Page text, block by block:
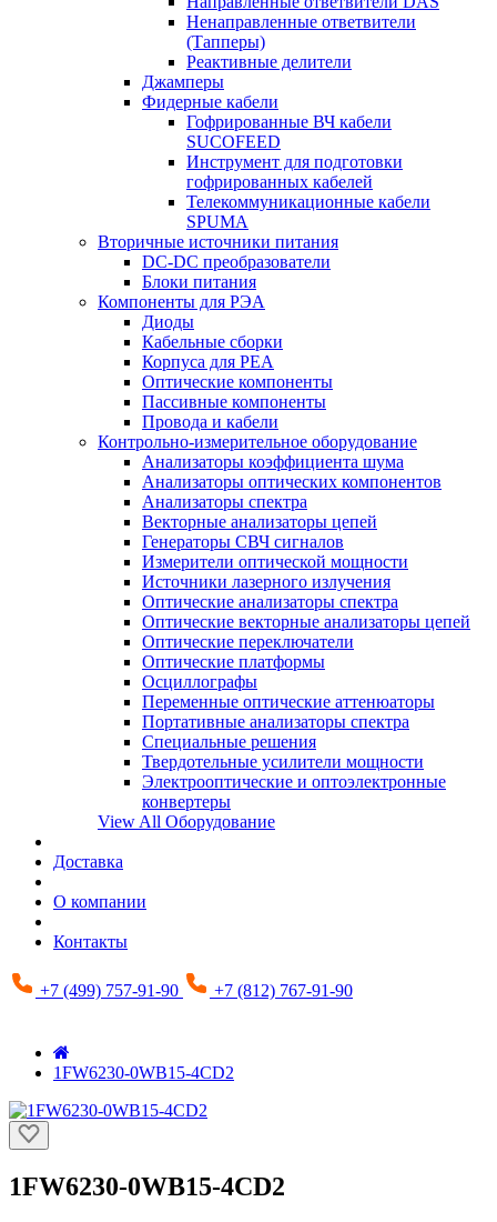
Ненаправленные ответвители
(Тапперы)
Реактивные делители
Джамперы
Фидерные кабели
Гофрированные ВЧ кабели
SUCOFEED
Инструмент для подготовки
гофрированных кабелей
Телекоммуникационные кабели
SPUMA
Вторичные источники питания
DC-DC преобразователи
Блоки питания
Компоненты для РЭА
Диоды
Кабельные сборки
Корпуса для РЕА
Оптические компоненты
Пассивные компоненты
Провода и кабели
Контрольно-измерительное оборудование
Анализаторы коэффициента шума
Анализаторы оптических компонентов
Анализаторы спектра
Векторные анализаторы цепей
Генераторы СВЧ сигналов
Измерители оптической мощности
Источники лазерного излучения
Оптические анализаторы спектра
Оптические векторные анализаторы цепей
Оптические переключатели
Оптические платформы
Осциллографы
Переменные оптические аттенюаторы
Портативные анализаторы спектра
Специальные решения
Твердотельные усилители мощности
Электрооптические и оптоэлектронные
конвертеры
View All Оборудование
Доставка
О компании
Контакты
+7 (499) 757-91-90 +7 (812) 767-91-90
1FW6230-0WB15-4CD2
1FW6230-0WB15-4CD2